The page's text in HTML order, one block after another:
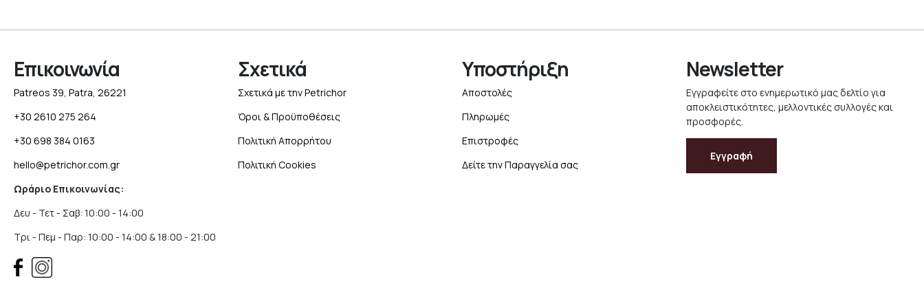
Επικοινωνία
Patreos 39, Patra, 26221
+30 2610 275 264
+30 698 384 0163
hello@petrichor.com.gr
Ωράριο Επικοινωνίας:
Δευ - Τετ - Σαβ: 10:00 - 14:00
Τρι - Πεμ - Παρ: 10:00 - 14:00 & 18:00 - 21:00
Σχετικά
Σχετικά με την Petrichor
Όροι & Προϋποθέσεις
Πολιτική Απορρήτου
Πολιτική Cookies
Υποστήριξη
Αποστολές
Πληρωμές
Επιστροφές
Δείτε την Παραγγελία σας
Newsletter
Εγγραφείτε στο ενημερωτικό μας δελτίο για
αποκλειστικότητες, μελλοντικές συλλογές και
προσφορές.
Εγγραφή